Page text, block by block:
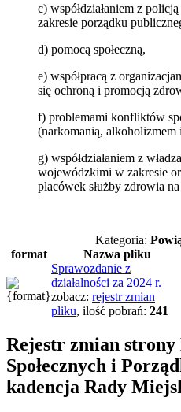
c) współdziałaniem z
zakresie porządku
d) pomocą społeczną,
e) współpracą z
się ochroną i promocją
f) problemami konfliktów
(narkomanią, alkoholizmem
g) współdziałaniem z
wojewódzkimi w zakresie
placówek służby zdrowia
Kategoria:
format
Nazwa pliku
Sprawozdanie z
działalności za 2024 r.
zobacz: rejestr zmian
pliku, ilość pobrań: 241
Rejestr zmian strony
Społecznych i
kadencja Rady